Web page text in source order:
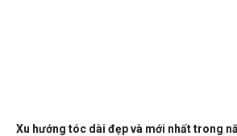
Xu hướng tóc dài đẹp và mới nhất trong